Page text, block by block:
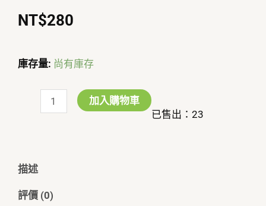
NT$280
庫存量: 尚有庫存
醫
保
加入購物車
已售出：23
描述
評價 (0)